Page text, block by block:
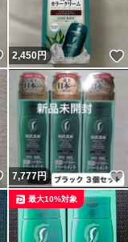
いいね！
2,450円
いいね！
7,777円
最大10%対象